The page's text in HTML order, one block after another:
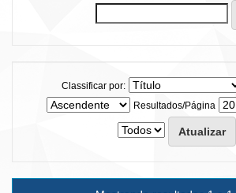
Classificar por:
Resultados/Página